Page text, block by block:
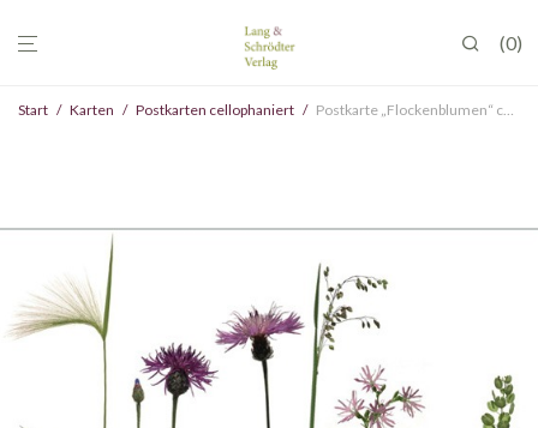
0
Start / Karten / Postkarten cellophaniert / Postkarte „Flockenblumen“ cellophaniert, VE 10